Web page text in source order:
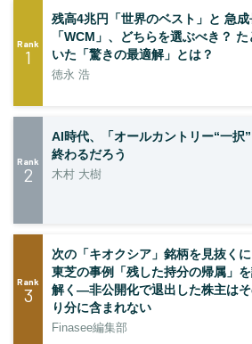
Rank
1
残高4兆円「世界のベスト」と 急成
「WCM」、どちらを選ぶべき？
いた「驚きの最適解」とは？
徳永 浩
Rank
2
AI時代、「オールカントリー“一択
終わるだろう
木村 大樹
Rank
3
次の「キオクシア」銘柄を見抜くに
東芝の事例「残した持分の帰属」
解く—非公開化で退出した株主は
り分に含まれない
Finasee編集部